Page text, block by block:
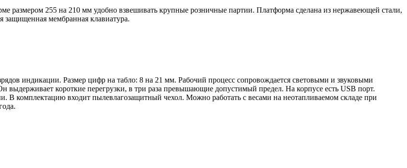
размером 255 на 210 мм удобно взвешивать крупные розничные партии. Платформа сделана из нержавеющей стали,
защищенная мембранная клавиатура.
индикации. Размер цифр на табло: 8 на 21 мм. Рабочий процесс сопровождается световыми и звуковыми
выдерживает короткие перегрузки, в три раза превышающие допустимый предел. На корпусе есть USB порт.
В комплектацию входит пылевлагозащитный чехол. Можно работать с весами на неотапливаемом складе при